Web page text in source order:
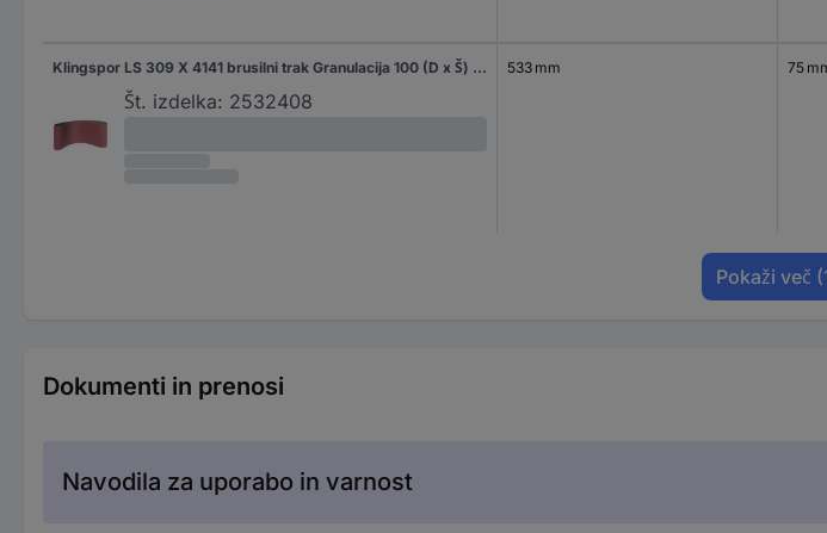
Klingspor LS 309 X 4141 brusilni trak Granulacija 100 (D x Š) 533 mm x 75 mm 10 kos
Št. izdelka: 2532408
533 mm 75
Pokaži več
Dokumenti in prenosi
Navodila za uporabo in varnost